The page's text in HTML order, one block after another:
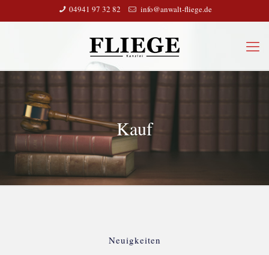
04941 97 32 82 info@anwalt-fliege.de
Kauf
Neuigkeiten